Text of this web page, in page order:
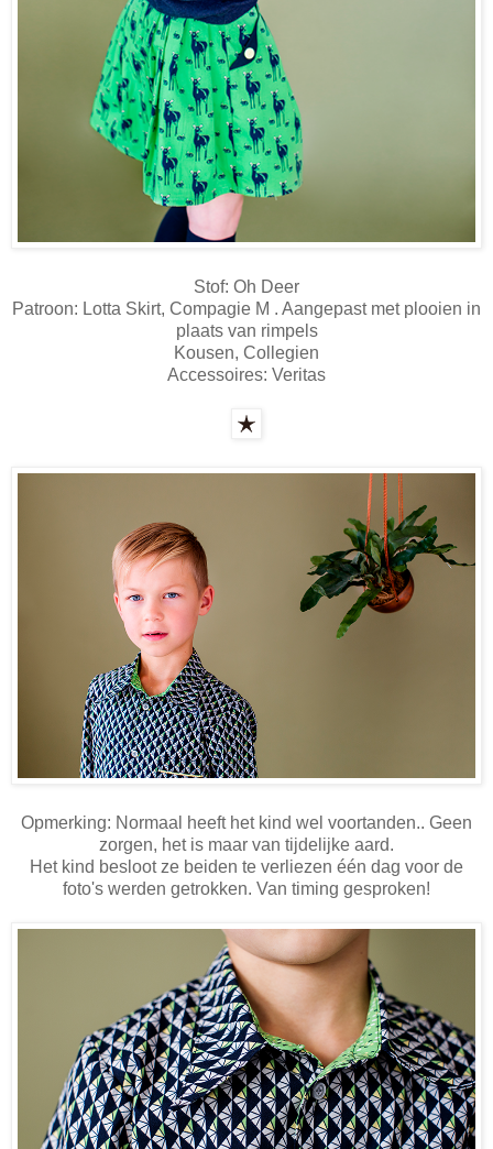
Stof: Oh Deer
Patroon: Lotta Skirt, Compagie M . Aangepast met plooien in
plaats van rimpels
Kousen, Collegien
Accessoires: Veritas
Opmerking: Normaal heeft het kind wel voortanden.. Geen
zorgen, het is maar van tijdelijke aard.
Het kind besloot ze beiden te verliezen één dag voor de
foto's werden getrokken. Van timing gesproken!